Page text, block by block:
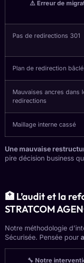
⚠️ Erreur de
Pas de redirections 301
Plan de redirection bâclé
Mauvaises ancres dans
redirections
Maillage interne cassé
Une mauvaise
pire décision business
🏥 L’audit et la
STRATCOM
Notre méthodologie
Sécurisée. Pensée pour
🔧 Notre